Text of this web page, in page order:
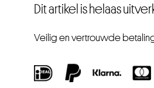
Dit artikel is helaas
Veilig en vertrouwde